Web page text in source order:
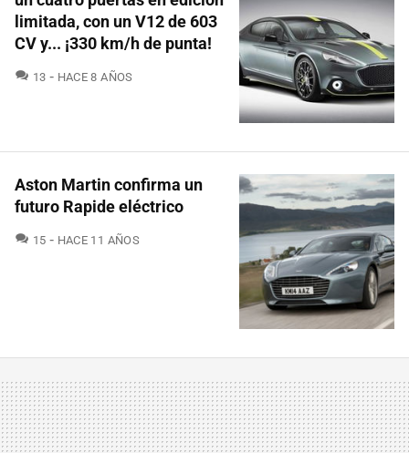
limitada, con un V12 de 603
CV y... ¡330 km/h de punta!
13 COMENTARIOS
HACE 8 AÑOS
Aston Martin confirma un
futuro Rapide eléctrico
15 COMENTARIOS
HACE 11 AÑOS